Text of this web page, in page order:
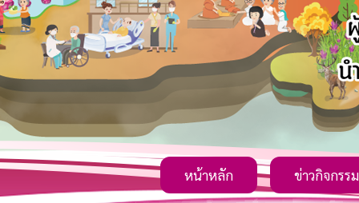
หน้าหลัก ข่าวกิจกรรม